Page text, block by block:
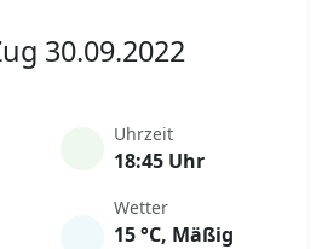
30.09.2022
Uhrzeit
18:45 Uhr
Wetter
15 °C, Mäßig